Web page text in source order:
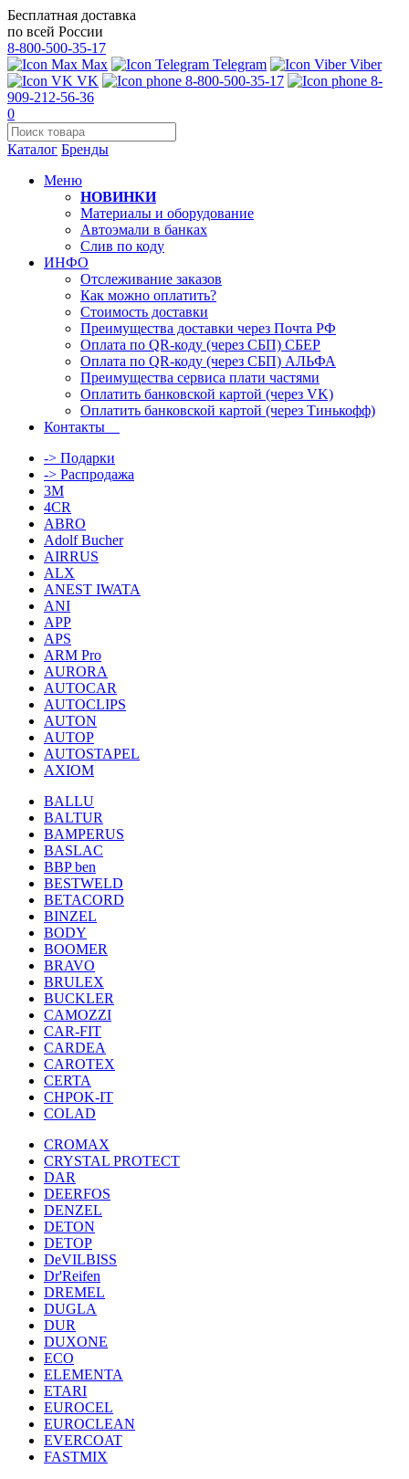
Бесплатная доставка
по всей России
8-800-500-35-17
Max
Telegram
Viber
VK
8-800-500-35-17
8-
909-212-56-36
0
Каталог Бренды
Меню
НОВИНКИ
Материалы и оборудование
Автоэмали в банках
Слив по коду
ИНФО
Отслеживание заказов
Как можно оплатить?
Стоимость доставки
Преимущества доставки через Почта РФ
Оплата по QR-коду (через СБП) СБЕР
Оплата по QR-коду (через СБП) АЛЬФА
Преимущества сервиса плати частями
Оплатить банковской картой (через VK)
Оплатить банковской картой (через Тинькофф)
Контакты
-> Подарки
-> Распродажа
3M
4CR
ABRO
Adolf Bucher
AIRRUS
ALX
ANEST IWATA
ANI
APP
APS
ARM Pro
AURORA
AUTOCAR
AUTOCLIPS
AUTON
AUTOP
AUTOSTAPEL
AXIOM
BALLU
BALTUR
BAMPERUS
BASLAC
BBP ben
BESTWELD
BETACORD
BINZEL
BODY
BOOMER
BRAVO
BRULEX
BUCKLER
CAMOZZI
CAR-FIT
CARDEA
CAROTEX
CERTA
CHPOK-IT
COLAD
CROMAX
CRYSTAL PROTECT
DAR
DEERFOS
DENZEL
DETON
DETOP
DeVILBISS
Dr'Reifen
DREMEL
DUGLA
DUR
DUXONE
ECO
ELEMENTA
ETARI
EUROCEL
EUROCLEAN
EVERCOAT
FASTMIX